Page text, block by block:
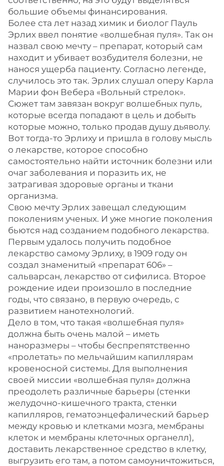
большие объемы финансирования.
Более ста лет назад химик и биолог Пауль
Эрлих ввел понятие «волшебная пуля». Так он
назвал свою мечту – препарат, который сам
находит и убивает возбудителя болезни, не
нанося ущерба пациенту. Согласно легенде,
случилось это так. Эрлих слушал оперу Карла
Марии фон Вебера «Вольный стрелок».
Сюжет там завязан вокруг волшебных пуль,
которые всегда попадают в цель и добыть
которые можно, только продав душу дьяволу.
Вот тогда-то Эрлиху и пришла в голову мысль
о лекарстве, которое способно
самостоятельно найти источник болезни или
очаг заболевания и поразить их, не
затрагивая здоровые органы и ткани
организма.
Свою мечту Эрлих завещал следующим
поколениям ученых. И уже многие поколения
бьются над созданием подобного лекарства.
Первым удалось получить подобное
лекарство самому Эрлиху, в 1909 году он
создал знаменитый «препарат 606» –
сальварсан, лекарство от сифилиса. Второе
рождение идеи произошло в последние
годы, что связано, в первую очередь, с
развитием нанотехнологий.
Дело в том, что такая «волшебная пуля»
должна быть очень малой – иметь
наноразмеры – чтобы беспрепятственно
«пролетать» по мельчайшим капиллярам
кровеносной системы. Для выполнения
своей миссии «волшебная пуля» должна
преодолеть различные барьеры (стенки
желудочно-кишечного тракта, стенки
капилляров, гематоэнцефалический барьер
между кровью и клетками мозга, мембраны
клеток и мембраны клеточных органелл),
доставить лекарственное средство в клетку,
выгрузить его там, а потом самоуничтожиться,